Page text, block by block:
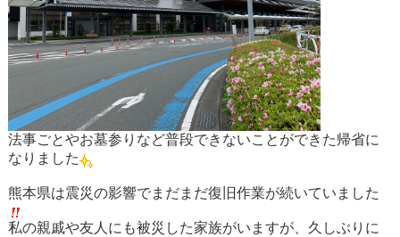
法事ごとやお墓参りなど普段できないことができた帰省に
なりました
熊本県は震災の影響でまだまだ復旧作業が続いていました
私の親戚や友人にも被災した家族がいますが、久しぶりに